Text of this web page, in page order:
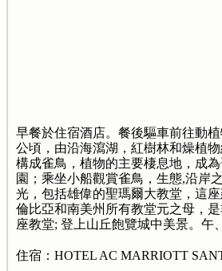
早餐於住宿酒店。餐後驅車前往動
公頃，由沿海瀉湖，紅樹林和燥植物
構成雀鳥，植物的主要棲息地，成
園；乘坐小船觀賞雀鳥，生態,沿岸
光，包括雄偉的聖瑪爾大教堂，這
倫比亞和南美州所有教堂元之母，
座教堂; 登上山丘飽覽城中美景。午
住宿：HOTEL AC MARRIOTT